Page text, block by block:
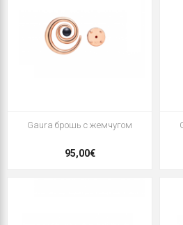
Gaura брошь с жемчугом
95,00€